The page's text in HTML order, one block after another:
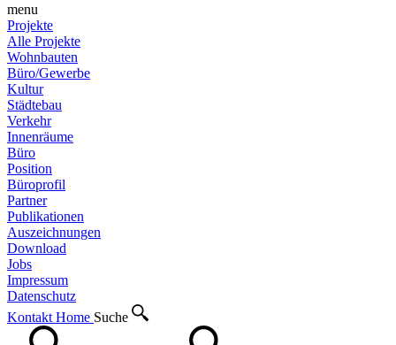
menu
Projekte
Alle Projekte
Wohnbauten
Büro/Gewerbe
Kultur
Städtebau
Verkehr
Innenräume
Büro
Position
Büroprofil
Partner
Publikationen
Auszeichnungen
Download
Jobs
Impressum
Datenschutz
Kontakt Home Suche